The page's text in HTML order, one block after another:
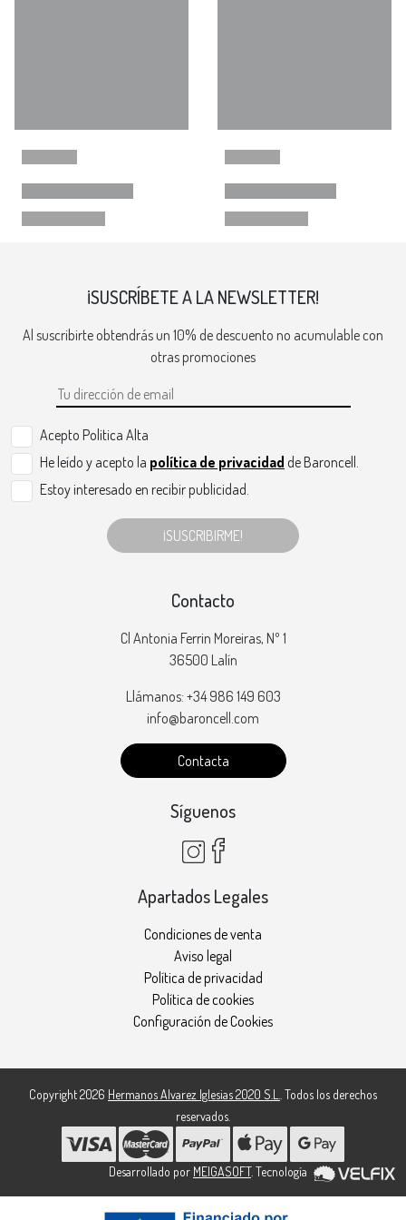
¡SUSCRÍBETE A LA NEWSLETTER!
Al suscribirte obtendrás un 10% de descuento no acumulable con
otras promociones
Acepto Politica Alta
He leído y acepto la política de privacidad de Baroncell.
Estoy interesado en recibir publicidad.
¡SUSCRIBIRME!
Contacto
Cl Antonia Ferrin Moreiras, Nº 1
36500 Lalín
Llámanos: +34 986 149 603
info@baroncell.com
Contacta
Síguenos
Apartados Legales
Condiciones de venta
Aviso legal
Política de privacidad
Política de cookies
Configuración de Cookies
Copyright 2026 Hermanos Alvarez Iglesias 2020 S.L.. Todos los derechos
reservados.
Desarrollado por MEIGASOFT. Tecnología